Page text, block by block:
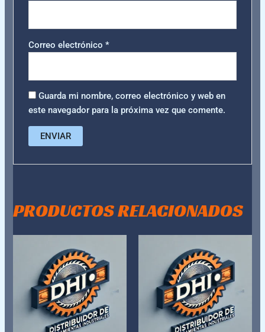
Correo electrónico *
Guarda mi nombre, correo electrónico y web en
este navegador para la próxima vez que comente.
PRODUCTOS RELACIONADOS